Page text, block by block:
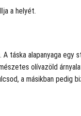
a helyét.
táska alapanyaga
olívazöld
a másikban pedig